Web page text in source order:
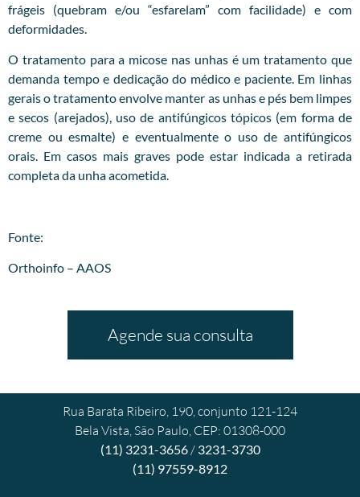
frágeis (quebram e/ou “esfarelam” com facilidade) e com
deformidades.
O tratamento para a micose nas unhas é um tratamento que
demanda tempo e dedicação do médico e paciente. Em linhas
gerais o tratamento envolve manter as unhas e pés bem limpes
e secos (arejados), uso de antifúngicos tópicos (em forma de
creme ou esmalte) e eventualmente o uso de antifúngicos
orais. Em casos mais graves pode estar indicada a retirada
completa da unha acometida.
Fonte:
Orthoinfo – AAOS
Agende sua consulta
Rua Barata Ribeiro, 190, conjunto 121-124
Bela Vista, São Paulo, CEP: 01308-000
(11) 3231-3656/ 3231-3730
(11) 97559-8912